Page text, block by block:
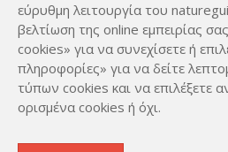
ΟΛΑ ΤΑ
Copyright © 2012 - 2026
εύρυθμη λειτουργία του
βελτίωση της online εμπειρίας
cookies» για να συνεχίσετε ή
πληροφορίες» για να δείτε
τύπων cookies και να επιλέξετε
ορισμένα cookies ή όχι.